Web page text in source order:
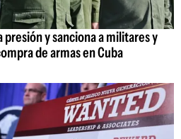
presión y sanciona a militares y
de armas en Cuba